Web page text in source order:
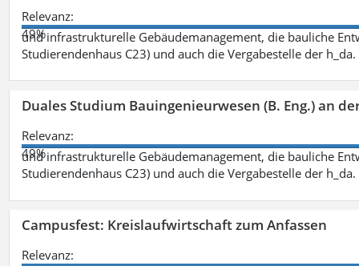
Relevanz:
49%
und infrastrukturelle Gebäudemanagement, die bauliche
Studierendenhaus C23) und auch die Vergabestelle der
Duales Studium Bauingenieurwesen (B. Eng.) an
Relevanz:
49%
und infrastrukturelle Gebäudemanagement, die bauliche
Studierendenhaus C23) und auch die Vergabestelle der
Campusfest: Kreislaufwirtschaft zum Anfassen
Relevanz: